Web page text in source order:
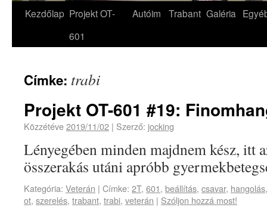
Kezdőlap Projekt OT-
601
Autóim Trabant Galéria
Címke: trabi
Projekt OT-601 #19:
Közzétéve2019/11/02 | Szerző: jocking
Lényegében minden majdnem kész, itt
összerakás utáni apróbb
Kategória: Veterán | Címke: 2T, 601, beállítás, csavar, hangolás
ot, szerelés, trabant, trabi, veterán | Szóljon hozzá most!